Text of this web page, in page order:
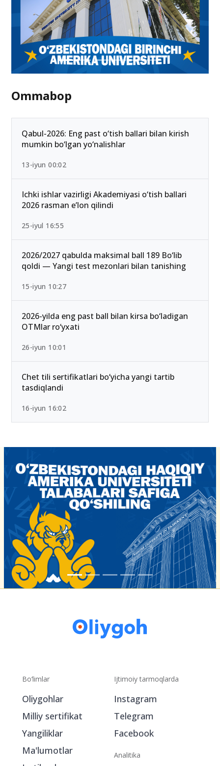
Ommabop
Qabul-2026: Eng past o‘tish ballari bilan kirish
mumkin bo‘lgan yo‘nalishlar
13-iyun 00:02
Ichki ishlar vazirligi Akademiyasi o‘tish ballari
2026 rasman e’lon qilindi
25-iyul 16:55
2026/2027 qabulda maksimal ball 189 Bo‘lib
qoldi — Yangi test mezonlari bilan tanishing
15-iyun 10:27
2026-yilda eng past ball bilan kirsa bo‘ladigan
OTMlar ro‘yxati
26-iyun 10:01
Chet tili sertifikatlari bo‘yicha yangi tartib
tasdiqlandi
16-iyun 16:02
Bo‘limlar
Oliygohlar
Milliy sertifikat
Yangiliklar
Ma'lumotlar
Ijtimoiy tarmoqlarda
Instagram
Telegram
Facebook
Analitika